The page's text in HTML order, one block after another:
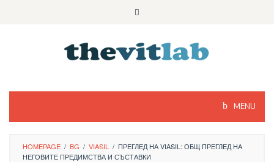
MENU
HOMEPAGE / BG / VIASIL / ПРЕГЛЕД НА VIASIL: ОБЩ ПРЕГЛЕД НА
НЕГОВИТЕ ПРЕДИМСТВА И СЪСТАВКИ